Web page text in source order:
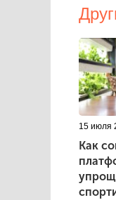
15 июля
Как